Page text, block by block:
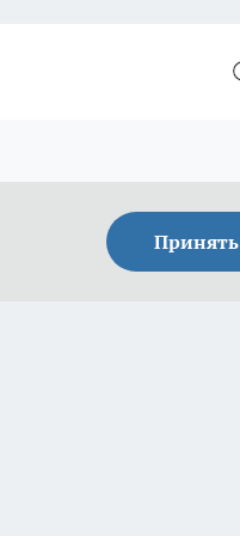
Принять